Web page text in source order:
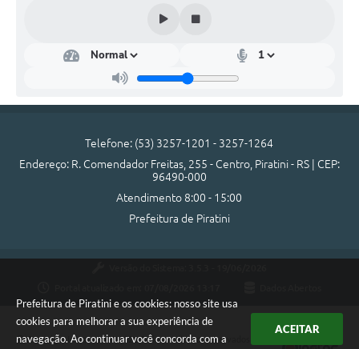
Prefeitura de Piratini e os cookies: nosso site usa
cookies para melhorar a sua experiência de
navegação. Ao continuar você concorda com a
ACEITAR
Telefone: (53) 3257-1201 - 3257-1264
Endereço: R. Comendador Freitas, 255 - Centro, Piratini - RS | CEP:
96490-000
Atendimento 8:00 - 15:00
Prefeitura de Piratini
Copyright Instar - 2006-2026. Todos os direitos reservados -